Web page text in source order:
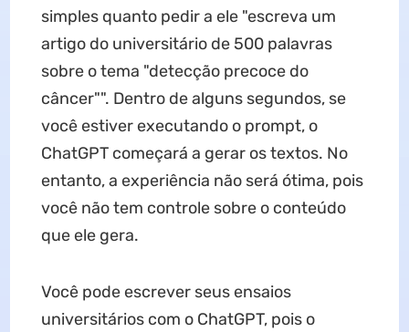
simples quanto pedir a ele "escreva um
artigo do universitário de 500 palavras
sobre o tema "detecção precoce do
câncer"". Dentro de alguns segundos, se
você estiver executando o prompt, o
ChatGPT começará a gerar os textos. No
entanto, a experiência não será ótima, pois
você não tem controle sobre o conteúdo
que ele gera.
Você pode escrever seus ensaios
universitários com o ChatGPT, pois o